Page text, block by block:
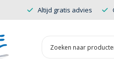
Altijd gratis advies